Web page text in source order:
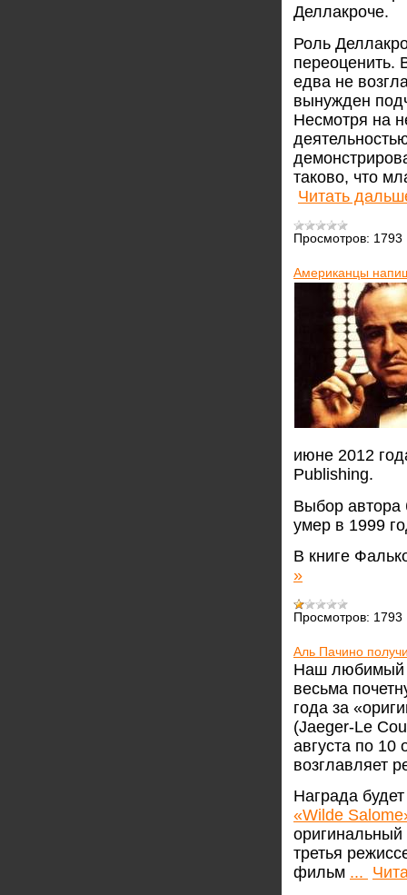
Деллакроче.
Роль
переоценить.
едва не
вынужден
Несмотря на
таково, что
Читать
Просмотров: 1793
Американцы
июне 2012
Publishing.
Выбор
умер в 1999
В книге
»
Просмотров: 1793
Аль Пачино
Наш любимый
весьма
года за
(Jaeger-Le
августа по 10
возглавляет
«Wilde
третья
фильм ...